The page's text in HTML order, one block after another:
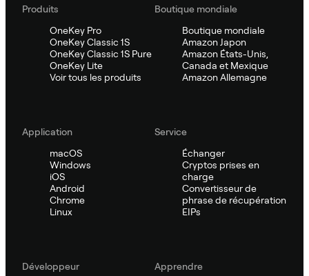
Produits
OneKey Pro
OneKey Classic 1S
OneKey Classic 1S Pure
OneKey Lite
Voir tous les produits
Boutique mondiale
Boutique mondiale
Amazon Japon
Amazon États-Unis,
Canada et Mexique
Amazon Allemagne
Application
macOS
Windows
iOS
Android
Chrome
Linux
Service
Échanger
Cryptos prises en
charge
Convertisseur de
phrase de récupération
EIPs
Développeur
Apprendre